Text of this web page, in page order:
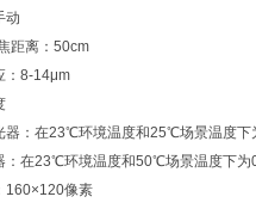
动
距离：50cm
：8-14μm
器：在23℃环境温度和25℃场景温度
：在23℃环境温度和50℃场景温度下
160×120像素